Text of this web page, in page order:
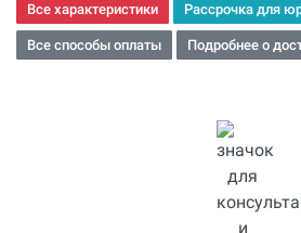
Все характеристики Рассрочка для
Все способы оплаты Подробнее о